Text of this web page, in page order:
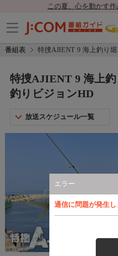
この夏、心を動かす
番組表 特捜AJIENT 9 海上釣り
エラー
通信に問題が発生
特捜AJIENT 9 海上
釣りビジョンHD
放送スケジュール一覧